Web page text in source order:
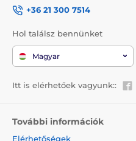
+36 21 300 7514
Hol találsz bennünket
Magyar
Itt is elérhetőek vagyunk::
További információk
Elérhetőségek